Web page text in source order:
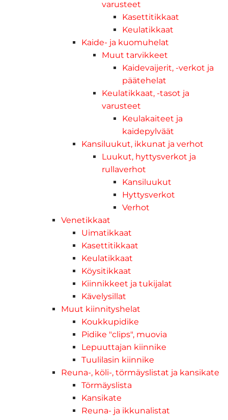
varusteet
Kasettitikkaat
Keulatikkaat
Kaide- ja kuomuhelat
Muut tarvikkeet
Kaidevaijerit, -verkot ja
päätehelat
Keulatikkaat, -tasot ja
varusteet
Keulakaiteet ja
kaidepylväät
Kansiluukut, ikkunat ja verhot
Luukut, hyttysverkot ja
rullaverhot
Kansiluukut
Hyttysverkot
Verhot
Venetikkaat
Uimatikkaat
Kasettitikkaat
Keulatikkaat
Köysitikkaat
Kiinnikkeet ja tukijalat
Kävelysillat
Muut kiinnityshelat
Koukkupidike
Pidike "clips", muovia
Lepuuttajan kiinnike
Tuulilasin kiinnike
Reuna-, köli-, törmäyslistat ja kansikate
Törmäyslista
Kansikate
Reuna- ja ikkunalistat